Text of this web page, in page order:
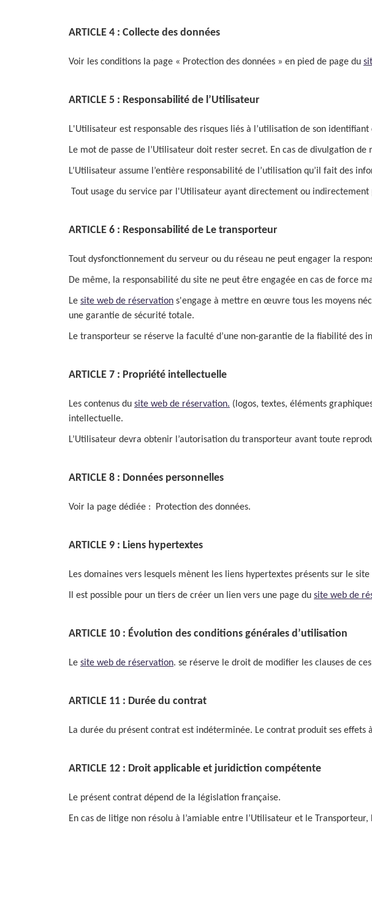
ARTICLE 4 : Collecte des données
Voir les conditions la page « Protection des données » en pied de page du
ARTICLE 5 : Responsabilité de l’Utilisateur
L'Utilisateur est responsable des risques liés à l’utilisation de son
Le mot de passe de l’Utilisateur doit rester secret. En cas de divulgation
L’Utilisateur assume l’entière responsabilité de l’utilisation qu’il fait des
Tout usage du service par l'Utilisateur ayant directement ou
ARTICLE 6 : Responsabilité de Le transporteur
Tout dysfonctionnement du serveur ou du réseau ne peut engager la
De même, la responsabilité du site ne peut être engagée en cas de force
Le site web de réservation s'engage à mettre en œuvre tous les moyens
une garantie de sécurité totale.
Le transporteur se réserve la faculté d’une non-garantie de la fiabilité
ARTICLE 7 : Propriété intellectuelle
Les contenus du site web de réservation. (logos, textes, éléments
intellectuelle.
L’Utilisateur devra obtenir l’autorisation du transporteur avant toute
ARTICLE 8 : Données personnelles
Voir la page dédiée : Protection des données.
ARTICLE 9 : Liens hypertextes
Les domaines vers lesquels mènent les liens hypertextes présents sur le
Il est possible pour un tiers de créer un lien vers une page du site web de
ARTICLE 10 : Évolution des conditions générales d’utilisation
Le site web de réservation. se réserve le droit de modifier les clauses de
ARTICLE 11 : Durée du contrat
La durée du présent contrat est indéterminée. Le contrat produit ses
ARTICLE 12 : Droit applicable et juridiction compétente
Le présent contrat dépend de la législation française.
En cas de litige non résolu à l’amiable entre l’Utilisateur et le